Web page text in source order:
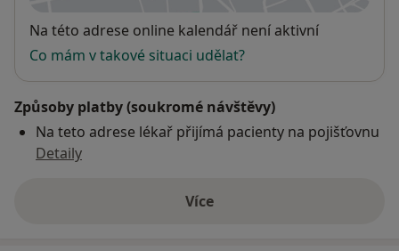
Dostupnost
Na této adrese online kalendář není aktivní
Co mám v takové situaci udělat?
Způsoby platby (soukromé návštěvy)
Na teto adrese lékař přijímá pacienty na pojišťovnu
Detaily
Víceo adrese